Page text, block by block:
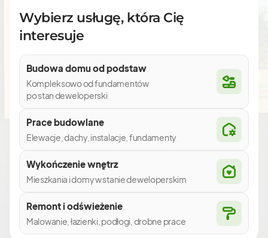
Wybierz usługę, która Cię
interesuje
Budowa domu od podstaw
Kompleksowo od fundamentów
po stan deweloperski
Prace budowlane
Elewacje, dachy, instalacje, fundamenty
Wykończenie wnętrz
Mieszkania i domy w stanie deweloperskim
Remont i odświeżenie
Malowanie, łazienki, podłogi, drobne prace